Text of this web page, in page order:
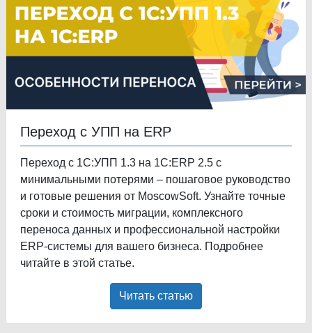
Переход с УПП на ERP
Переход с 1С:УПП 1.3 на 1С:ERP 2.5 с
минимальными потерями – пошаговое руководство
и готовые решения от MoscowSoft. Узнайте точные
сроки и стоимость миграции, комплексного
переноса данных и профессиональной настройки
ERP-системы для вашего бизнеса. Подробнее
читайте в этой статье.
Читать статью